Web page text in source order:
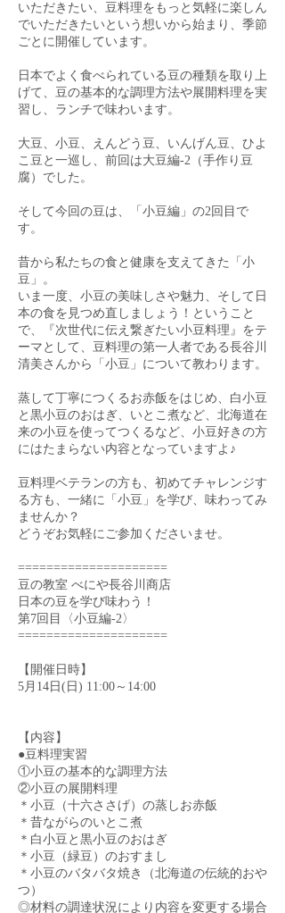
いただきたい、豆料理をもっと気軽に楽しん
でいただきたいという想いから始まり、季節
ごとに開催しています。
日本でよく食べられている豆の種類を取り上
げて、豆の基本的な調理方法や展開料理を実
習し、ランチで味わいます。
大豆、小豆、えんどう豆、いんげん豆、ひよ
こ豆と一巡し、前回は大豆編-2（手作り豆
腐）でした。
そして今回の豆は、「小豆編」の2回目で
す。
昔から私たちの食と健康を支えてきた「小
豆」。
いま一度、小豆の美味しさや魅力、そして日
本の食を見つめ直しましょう！ということ
で、『次世代に伝え繋ぎたい小豆料理』をテ
ーマとして、豆料理の第一人者である長谷川
清美さんから「小豆」について教わります。
蒸して丁寧につくるお赤飯をはじめ、白小豆
と黒小豆のおはぎ、いとこ煮など、北海道在
来の小豆を使ってつくるなど、小豆好きの方
にはたまらない内容となっていますよ♪
豆料理ベテランの方も、初めてチャレンジす
る方も、一緒に「小豆」を学び、味わってみ
ませんか？
どうぞお気軽にご参加くださいませ。
=====================
豆の教室 べにや長谷川商店
日本の豆を学び味わう！
第7回目〈小豆編-2〉
=====================
【開催日時】
5月14日(日) 11:00～14:00
【内容】
●豆料理実習
①小豆の基本的な調理方法
②小豆の展開料理
＊小豆（十六ささげ）の蒸しお赤飯
＊昔ながらのいとこ煮
＊白小豆と黒小豆のおはぎ
＊小豆（緑豆）のおすまし
＊小豆のバタバタ焼き（北海道の伝統的おや
つ）
◎材料の調達状況により内容を変更する場合